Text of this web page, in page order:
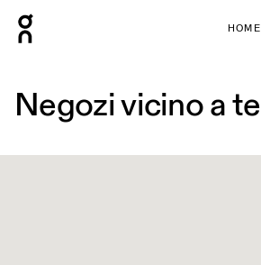
HOME
Negozi vicino a te